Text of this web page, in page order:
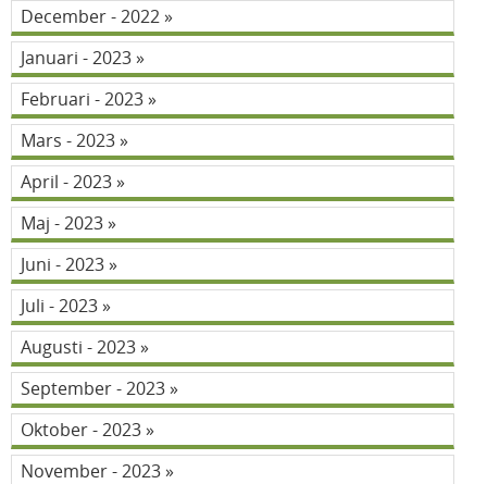
December - 2022
Januari - 2023
Februari - 2023
Mars - 2023
April - 2023
Maj - 2023
Juni - 2023
Juli - 2023
Augusti - 2023
September - 2023
Oktober - 2023
November - 2023